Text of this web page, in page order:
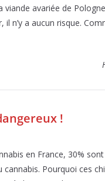
avariée de
n’y a aucun risque.
!
en France, 30%
Pourquoi ces